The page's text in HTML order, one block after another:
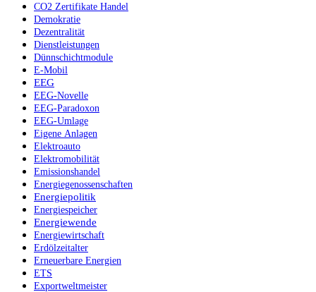
CO2 Zertifikate Handel
Demokratie
Dezentralität
Dienstleistungen
Dünnschichtmodule
E-Mobil
EEG
EEG-Novelle
EEG-Paradoxon
EEG-Umlage
Eigene Anlagen
Elektroauto
Elektromobilität
Emissionshandel
Energiegenossenschaften
Energiepolitik
Energiespeicher
Energiewende
Energiewirtschaft
Erdölzeitalter
Erneuerbare Energien
ETS
Exportweltmeister